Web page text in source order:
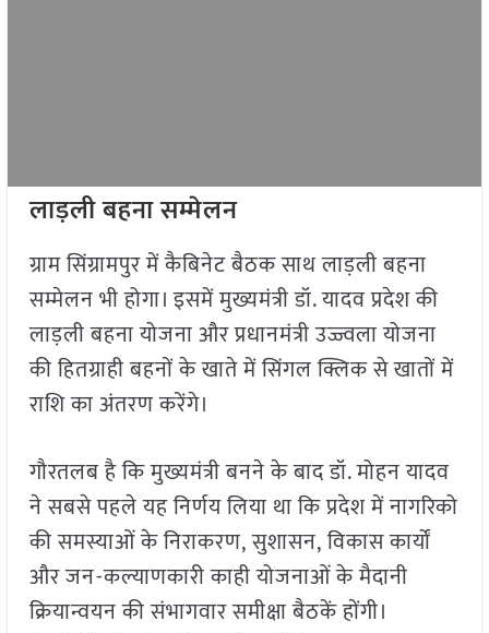
लाड़ली बहना सम्मेलन
ग्राम सिंग्रामपुर में कैबिनेट बैठक साथ लाड़ली बहना
सम्मेलन भी होगा। इसमें मुख्यमंत्री डॉ. यादव प्रदेश की
लाड़ली बहना योजना और प्रधानमंत्री उज्ज्वला योजना
की हितग्राही बहनों के खाते में सिंगल क्लिक से खातों में
राशि का अंतरण करेंगे।
गौरतलब है कि मुख्यमंत्री बनने के बाद डॉ. मोहन यादव
ने सबसे पहले यह निर्णय लिया था कि प्रदेश में नागरिको
की समस्याओं के निराकरण, सुशासन, विकास कार्यों
और जन-कल्याणकारी काही योजनाओं के मैदानी
क्रियान्वयन की संभागवार समीक्षा बैठकें होंगी।